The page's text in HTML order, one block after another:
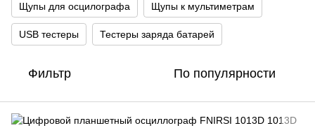
Щупы для осцилографа Щупы к мультиметрам
USB тестеры Тестеры заряда батарей
Фильтр По популярности